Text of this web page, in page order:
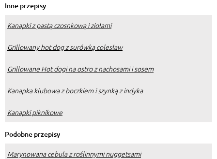
Inne przepisy
Kanapki z pastą czosnkową i ziołami
Grillowany hot dog z surówką colesław
Grillowane Hot dogi na ostro z nachosami i sosem
Kanapka klubowa z boczkiem i szynką z indyka
Kanapki piknikowe
Podobne przepisy
Marynowana cebula z roślinnymi nuggetsami